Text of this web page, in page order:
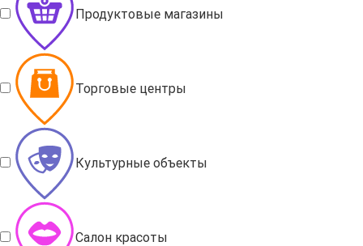
Продуктовые магазины
Торговые центры
Культурные объекты
Салон красоты